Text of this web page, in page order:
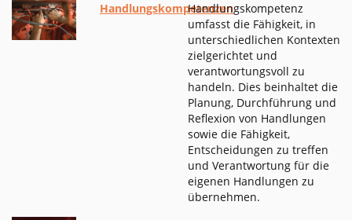
HandlungskompetenzenHandlungskompetenz
umfasst die Fähigkeit, in
unterschiedlichen Kontexten
zielgerichtet und
verantwortungsvoll zu
handeln. Dies beinhaltet die
Planung, Durchführung und
Reflexion von Handlungen
sowie die Fähigkeit,
Entscheidungen zu treffen
und Verantwortung für die
eigenen Handlungen zu
übernehmen.